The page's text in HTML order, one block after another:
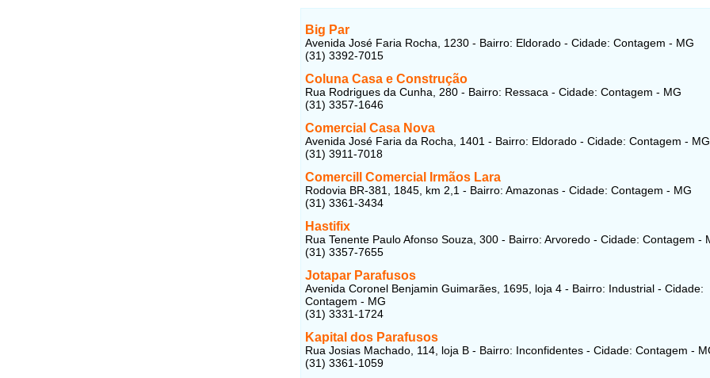
Big Par
Avenida José Faria Rocha, 1230 - Bairro: Eldorado - Cidade: Contagem - MG
(31) 3392-7015
Coluna Casa e Construção
Rua Rodrigues da Cunha, 280 - Bairro: Ressaca - Cidade: Contagem - MG
(31) 3357-1646
Comercial Casa Nova
Avenida José Faria da Rocha, 1401 - Bairro: Eldorado - Cidade: Contagem - MG
(31) 3911-7018
Comercill Comercial Irmãos Lara
Rodovia BR-381, 1845, km 2,1 - Bairro: Amazonas - Cidade: Contagem - MG
(31) 3361-3434
Hastifix
Rua Tenente Paulo Afonso Souza, 300 - Bairro: Arvoredo - Cidade: Contagem -
(31) 3357-7655
Jotapar Parafusos
Avenida Coronel Benjamin Guimarães, 1695, loja 4 - Bairro: Industrial - Cidade:
Contagem - MG
(31) 3331-1724
Kapital dos Parafusos
Rua Josias Machado, 114, loja B - Bairro: Inconfidentes - Cidade: Contagem -
(31) 3361-1059